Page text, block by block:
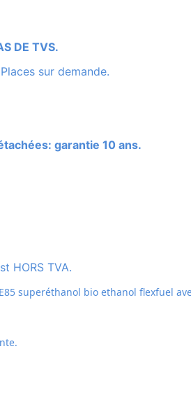
DE TVS.
sur demande.
garantie 10 ans.
HORS TVA.
superéthanol bio ethanol flexfuel